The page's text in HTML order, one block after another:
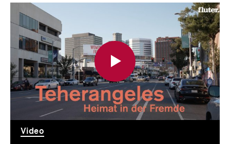
Inhaltskarousell
weitere
Inhalte
Inhaltskarussell
überspringen
Video
Dauer
Video